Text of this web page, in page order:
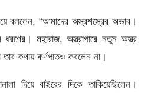
বললেন, “আমাদের অস্ত্রশস্ত্রের অভাব।
মহারাজ, অস্ত্রাগারে নতুন অস্ত্র
কথায় কর্ণপাতও করলেন না।
দিয়ে বাইরের দিকে তাকিয়েছিলেন।